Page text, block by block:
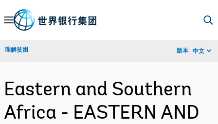
Skip
Navigation
理解贫困 版本: 中文
Eastern and Southern
Africa - EASTERN AND